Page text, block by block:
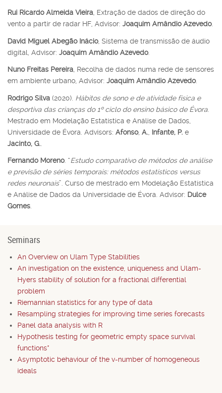
Rui Ricardo Almeida Vieira , Extração de dados de direção do
vento a partir de radar HF, Advisor: Joaquim Amândio Azevedo.
David Miguel Abegão Inácio, Sistema de transmissão de áudio
digital, Advisor: Joaquim Amândio Azevedo.
Nuno Freitas Pereira , Recolha de dados numa rede de sensores
em ambiente urbano, Advisor: Joaquim Amândio Azevedo.
Rodrigo Silva (2020). Hábitos de sono e de atividade física e
desportiva das crianças do 1º ciclo do ensino básico de Évora
Mestrado em Modelação Estatística e Análise de Dados,
Universidade de Évora. Advisors: Afonso, A. Infante, P. e
Jacinto, G.
Fernando Moreno. “Estudo comparativo de métodos de análise
e previsão de séries temporais: métodos estatísticos versus
redes neuronais”. Curso de mestrado em Modelação Estatística
e Análise de Dados da Universidade de Évora. Advisor: Dulce
Gomes
Seminars
An Overview on Ulam Type Stabilities
An investigation on the existence, uniqueness and Ulam-
Hyers stability of solution for a fractional differential
problem
Riemannian statistics for any type of data
Resampling strategies for improving time series forecasts
Panel data analysis with R
Hypothesis testing for geometric empty space survival
functions*
Asymptotic behaviour of the v-number of homogeneous
ideals